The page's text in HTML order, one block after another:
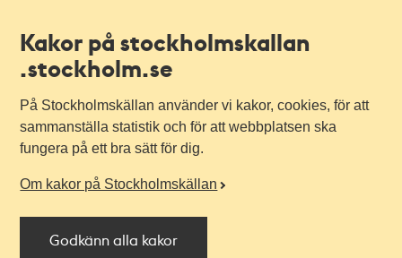
Kakor på stockholmskallan
.stockholm.se
På Stockholmskällan använder vi kakor, cookies, för att
sammanställa statistik och för att webbplatsen ska
fungera på ett bra sätt för dig.
Om kakor på Stockholmskällan
Godkänn alla kakor